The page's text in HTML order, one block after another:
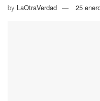
by LaOtraVerdad 25